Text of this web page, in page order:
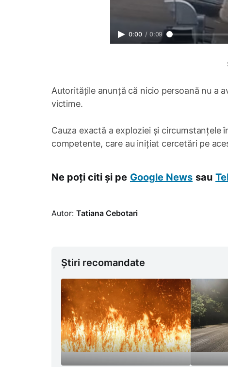
0:00 / 0:09
Autoritățile anunță că nicio persoană nu a
victime.
Cauza exactă a exploziei și circumstanțele
competente, care au inițiat cercetări pe
Ne poți citi și pe Google News sau
Autor: Tatiana Cebotari
Știri recomandate